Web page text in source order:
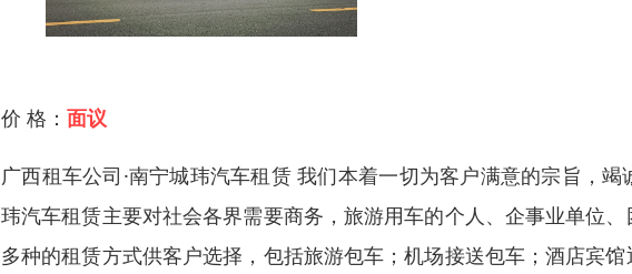
价 格： 面议
广西租车公司·南宁城玮汽车租赁 我们本着一切为客户满意的宗旨，
玮汽车租赁主要对社会各界需要商务，旅游用车的个人、企事业单位
多种的租赁方式供客户选择，包括旅游包车；机场接送包车；酒店宾